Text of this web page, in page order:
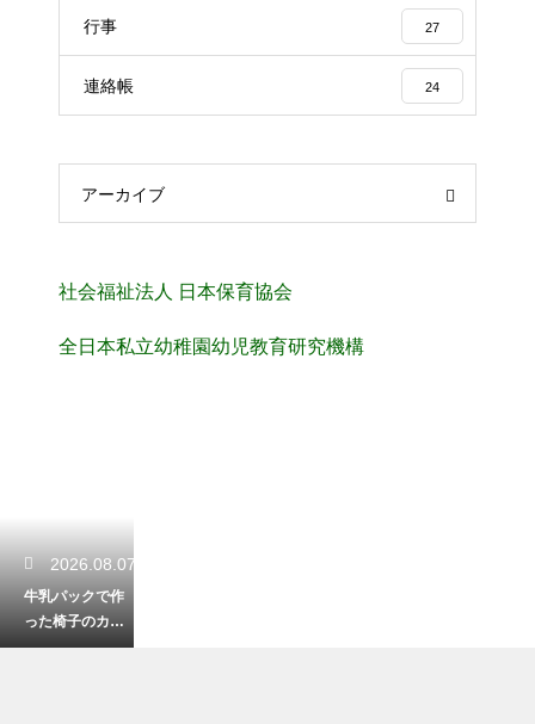
行事 27
連絡帳 24
アーカイブ
社会福祉法人 日本保育協会
全日本私立幼稚園幼児教育研究機構
2026.08.07
牛乳パックで作
った椅子のカバ
ーを100均でアレ